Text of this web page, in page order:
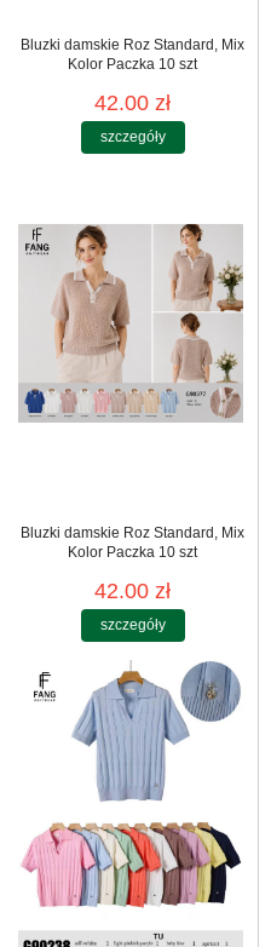
Bluzki damskie Roz Standard, Mix
Kolor Paczka 10 szt
42.00 zł
szczegóły
Bluzki damskie Roz Standard, Mix
Kolor Paczka 10 szt
42.00 zł
szczegóły